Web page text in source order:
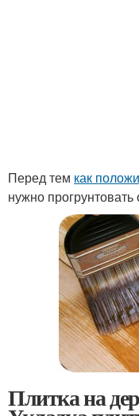
Перед тем как
нужно
Плитка на